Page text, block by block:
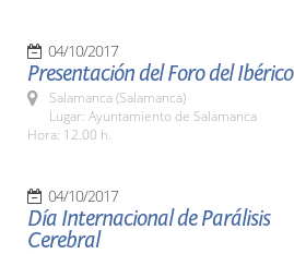
04/10/2017
Presentación del Foro del Ibérico
Salamanca (Salamanca)
Lugar: Ayuntamiento de Salamanca
Hora: 12.00 h.
04/10/2017
Día Internacional de Parálisis
Cerebral